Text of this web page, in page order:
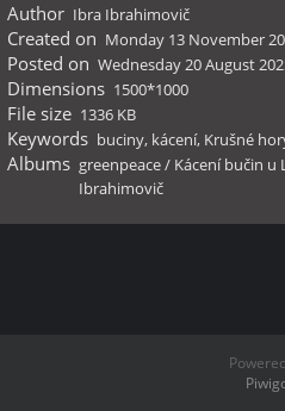
Author Ibra Ibrahimovič
Created on Monday 13 November
Posted on Wednesday 20 August
Dimensions 1500*1000
File size 1336 KB
Keywords buciny, kácení, Krušné
Albums greenpeace/ Kácení bučin u
Ibrahimovič